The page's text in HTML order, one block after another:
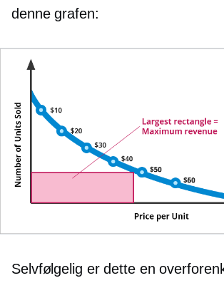
denne grafen:
Selvfølgelig er dette en